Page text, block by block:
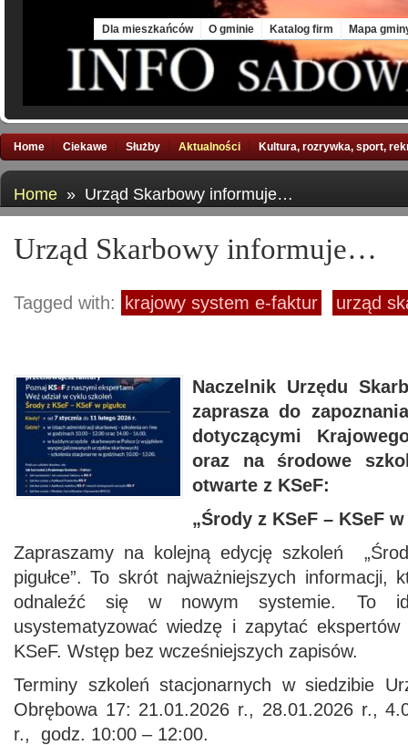
Dla mieszkańców O gminie Katalog firm Mapa
Home Ciekawe Służby Aktualności Kultura, rozrywka, sport,
Home » Urząd Skarbowy informuje…
Urząd Skarbowy informuje…
Tagged with: krajowy system e-faktur urząd
Naczelnik Urzędu
zaprasza do
dotyczącymi
oraz na środowe
otwarte z KSeF:
„Środy z KSeF – KSeF w
Zapraszamy na kolejną edycję szkoleń
pigułce”. To skrót najważniejszych informacji,
odnaleźć się w nowym systemie. To
usystematyzować wiedzę i zapytać
KSeF. Wstęp bez wcześniejszych zapisów.
Terminy szkoleń stacjonarnych w siedzibie
Obrębowa 17: 21.01.2026 r., 28.01.2026 r.,
r., godz. 10:00 – 12:00.